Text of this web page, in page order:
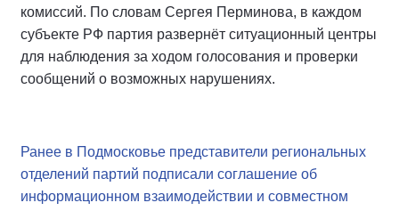
комиссий. По словам Сергея Перминова, в каждом
субъекте РФ партия развернёт ситуационный центры
для наблюдения за ходом голосования и проверки
сообщений о возможных нарушениях.
Ранее в Подмосковье представители региональных
отделений партий подписали соглашение об
информационном взаимодействии и совместном